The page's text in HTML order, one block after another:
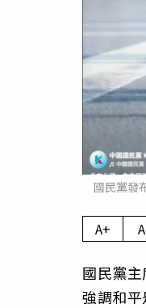
國民黨發
A+
國民黨
強調和